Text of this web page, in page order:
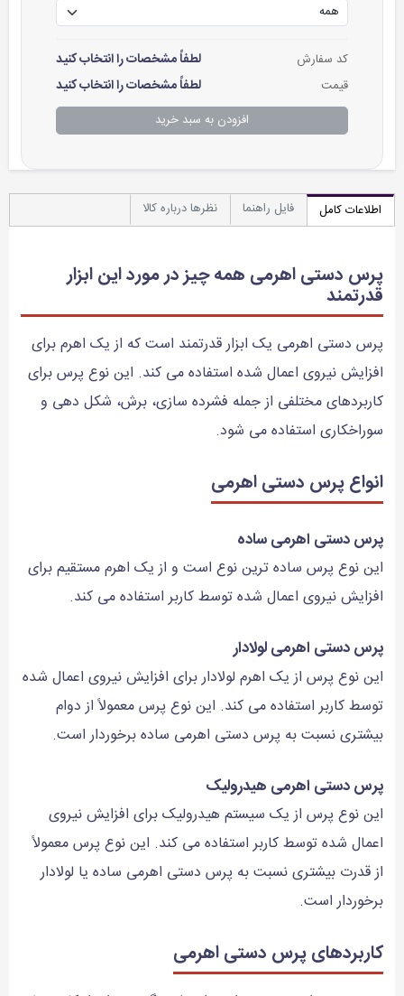
کد سفارش لطفاً مشخصات را انتخاب کنید
قیمت لطفاً مشخصات را انتخاب کنید
افزودن به سبد خرید
اطلاعات کامل فایل راهنما نظرها درباره کالا
پرس دستی اهرمی همه چیز در مورد این ابزار
قدرتمند
پرس دستی اهرمی یک ابزار قدرتمند است که از یک اهرم برای
افزایش نیروی اعمال شده استفاده می کند. این نوع پرس برای
کاربردهای مختلفی از جمله فشرده سازی، برش، شکل دهی و
سوراخکاری استفاده می شود.
انواع پرس دستی اهرمی
پرس دستی اهرمی ساده
این نوع پرس ساده ترین نوع است و از یک اهرم مستقیم برای
افزایش نیروی اعمال شده توسط کاربر استفاده می کند.
پرس دستی اهرمی لولادار
این نوع پرس از یک اهرم لولادار برای افزایش نیروی اعمال شده
توسط کاربر استفاده می کند. این نوع پرس معمولاً از دوام
بیشتری نسبت به پرس دستی اهرمی ساده برخوردار است.
پرس دستی اهرمی هیدرولیک
این نوع پرس از یک سیستم هیدرولیک برای افزایش نیروی
اعمال شده توسط کاربر استفاده می کند. این نوع پرس معمولاً
از قدرت بیشتری نسبت به پرس دستی اهرمی ساده یا لولادار
برخوردار است.
کاربردهای پرس دستی اهرمی